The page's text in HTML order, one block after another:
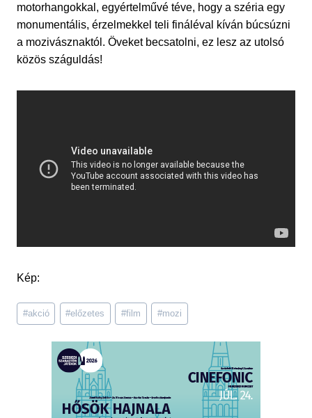
motorhangokkal, egyértelművé téve, hogy a széria egy
monumentális, érzelmekkel teli fináléval kíván búcsúzni
a mozivásznaktól. Öveket becsatolni, ez lesz az utolsó
közös száguldás!
Kép:
Post
Tags:
#akció #előzetes #film #mozi